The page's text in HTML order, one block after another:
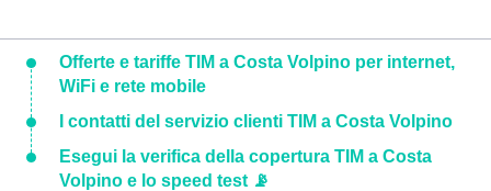
Offerte e tariffe TIM a Costa Volpino per internet,
WiFi e rete mobile
I contatti del servizio clienti TIM a Costa Volpino
Esegui la verifica della copertura TIM a Costa
Volpino e lo speed test 📡